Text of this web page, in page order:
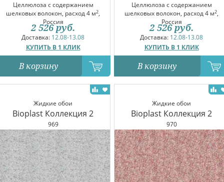
Целлюлоза с содержанием
шелковых волокон, расход 4 м2,
Россия
Доставка: 12.08-13.08
КУПИТЬ В 1 КЛИК
2 526 руб.
В корзину
Целлюлоза с содержанием
шелковых волокон, расход 4 м2,
Россия
Доставка: 12.08-13.08
КУПИТЬ В 1 КЛИК
2 526 руб.
В корзину
Жидкие обои
Bioplast Коллекция 2
969
Жидкие обои
Bioplast Коллекция 2
970